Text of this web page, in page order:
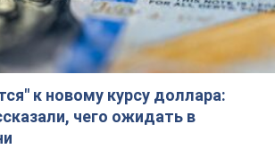
к новому курсу доллара:
чего ожидать в